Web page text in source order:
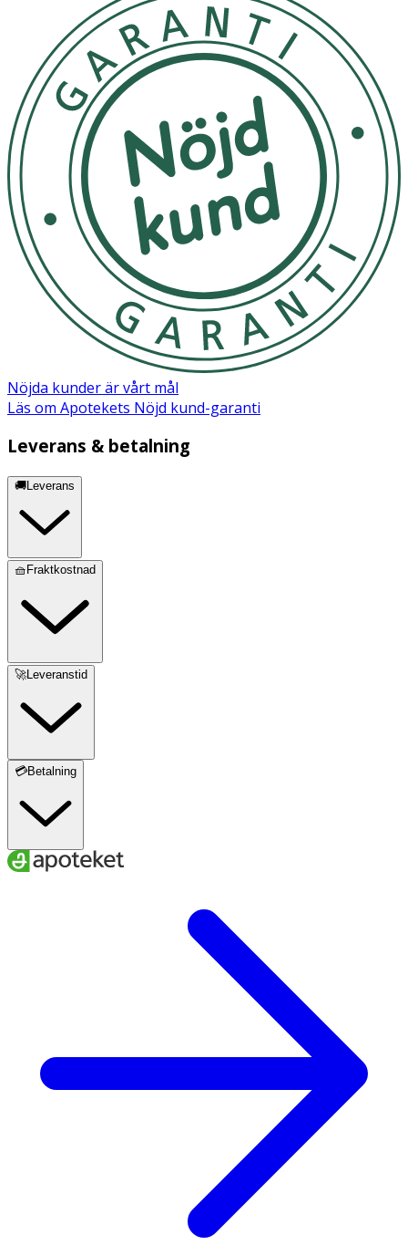
Nöjda kunder är vårt mål
Läs om Apotekets Nöjd kund-garanti
Leverans & betalning
🚚Leverans
🧺Fraktkostnad
🚀Leveranstid
💳Betalning